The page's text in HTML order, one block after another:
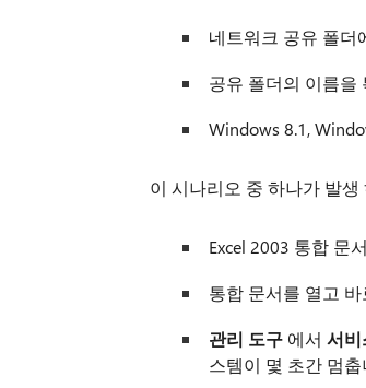
네트워크 공유 폴더
공유 폴더의 이름을
Windows 8.1,
이 시나리오 중 하나가 발
Excel 2003 통합 문
통합 문서를 열고
관리 도구 에서 서비
스템이 몇 초간 멈춥